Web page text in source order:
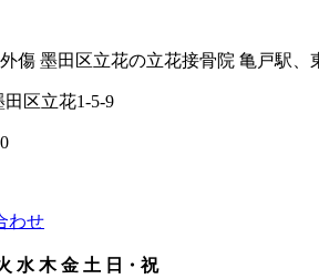
傷 墨田区立花の立花接骨院 亀戸駅、
区立花1-5-9
水 木 金 土 日・祝